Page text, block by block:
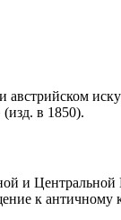
австрийском
в 1850).
и
к